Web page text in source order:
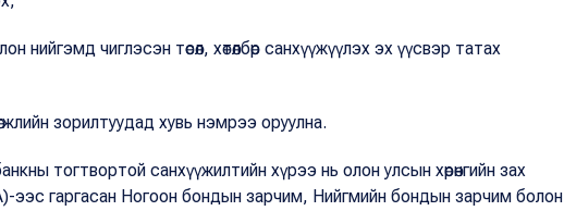
нийгэмд чиглэсэн төсөл, хөтөлбөр санхүүжүүлэх эх үүсвэр татах
зорилтуудад хувь нэмрээ оруулна.
тогтвортой санхүүжилтийн хүрээ нь олон улсын хөрөнгийн зах
ээс гаргасан Ногоон бондын зарчим, Нийгмийн бондын зарчим болон